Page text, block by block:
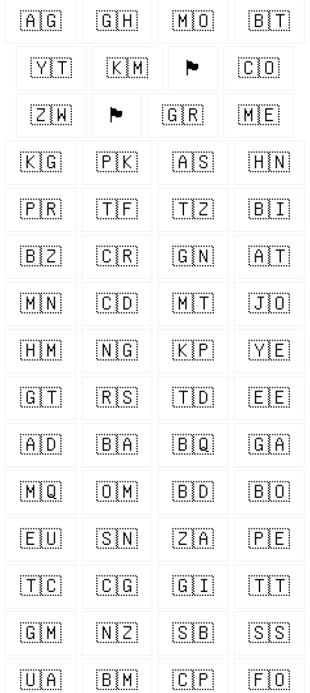
🇦🇬 🇬🇭 🇲🇴 🇧🇹
🇾🇹 🇰🇲 🏴󠁧󠁢󠁥󠁮󠁧󠁿 🇨🇴
🇿🇼 🏴󠁧󠁢󠁳󠁣󠁴󠁿 🇬🇷 🇲🇪
🇰🇬 🇵🇰 🇦🇸 🇭🇳
🇵🇷 🇹🇫 🇹🇿 🇧🇮
🇧🇿 🇨🇷 🇬🇳 🇦🇹
🇲🇳 🇨🇩 🇲🇹 🇯🇴
🇭🇲 🇳🇬 🇰🇵 🇾🇪
🇬🇹 🇷🇸 🇹🇩 🇪🇪
🇦🇩 🇧🇦 🇧🇶 🇬🇦
🇲🇶 🇴🇲 🇧🇩 🇧🇴
🇪🇺 🇸🇳 🇿🇦 🇵🇪
🇹🇨 🇨🇬 🇬🇮 🇹🇹
🇬🇲 🇳🇿 🇸🇧 🇸🇸
🇺🇦 🇧🇲 🇨🇵 🇫🇴